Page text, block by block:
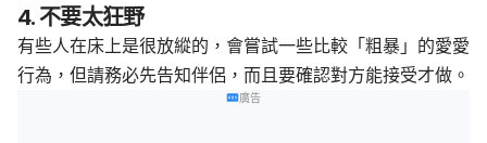
4. 不要太狂野
有些人在床上是很放縱的，會嘗試一些比較「粗暴」的愛愛
行為，但請務必先告知伴侶，而且要確認對方能接受才做。
廣告